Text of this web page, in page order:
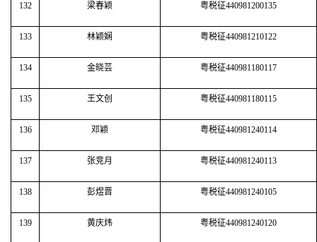
132 梁春颖 粤税征440981200135
133 林颖娴 粤税征440981210122
134 金晓芸 粤税征440981180117
135 王文创 粤税征440981180115
136 邓颖 粤税征440981240114
137 张竞月 粤税征440981240113
138 彭煜晋 粤税征440981240105
139 黄庆炜 粤税征440981240120